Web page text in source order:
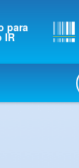
para
IR